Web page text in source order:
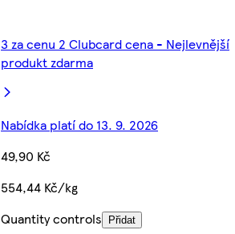
3 za cenu 2 Clubcard cena - Nejlevnější
produkt zdarma
Nabídka platí do 13. 9. 2026
49,90 Kč
554,44 Kč/kg
Quantity controls
Přidat